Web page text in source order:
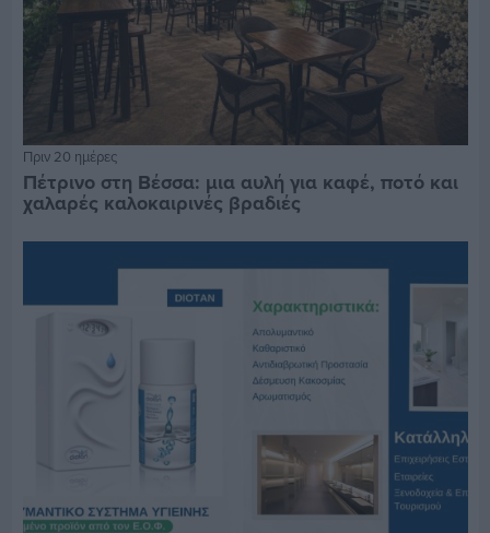
Πριν 20 ημέρες
Πέτρινο στη Βέσσα: μια αυλή για καφέ, ποτό και
χαλαρές καλοκαιρινές βραδιές